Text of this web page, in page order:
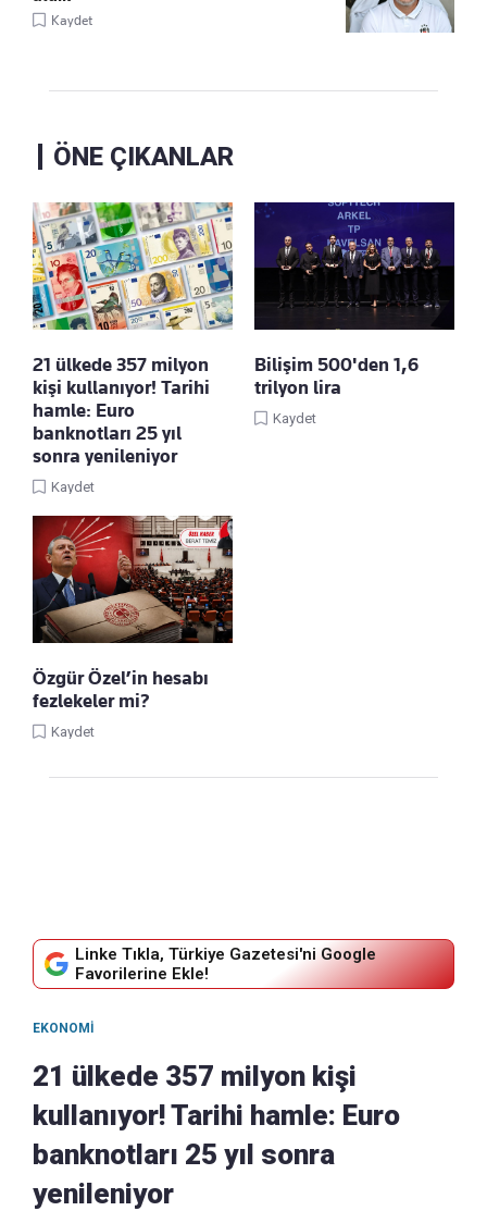
Kaydet
ÖNE ÇIKANLAR
21 ülkede 357 milyon
kişi kullanıyor! Tarihi
hamle: Euro
banknotları 25 yıl
sonra yenileniyor
Kaydet
Bilişim 500'den 1,6
trilyon lira
Kaydet
Özgür Özel’in hesabı
fezlekeler mi?
Kaydet
Linke Tıkla, Türkiye Gazetesi'ni Google
Favorilerine Ekle!
EKONOMI
21 ülkede 357 milyon kişi
kullanıyor! Tarihi hamle: Euro
banknotları 25 yıl sonra
yenileniyor